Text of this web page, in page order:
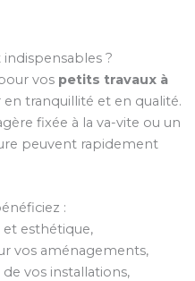
?
vos petits travaux à
en tranquillité et en qualité.
fixée à la va-vite ou un
peuvent rapidement
:
esthétique,
vos aménagements,
vos installations,